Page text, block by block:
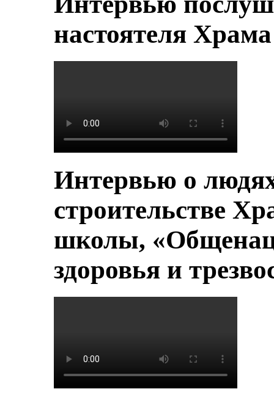
настоятеля
Интервью о
строительстве
школы,
здоровья и